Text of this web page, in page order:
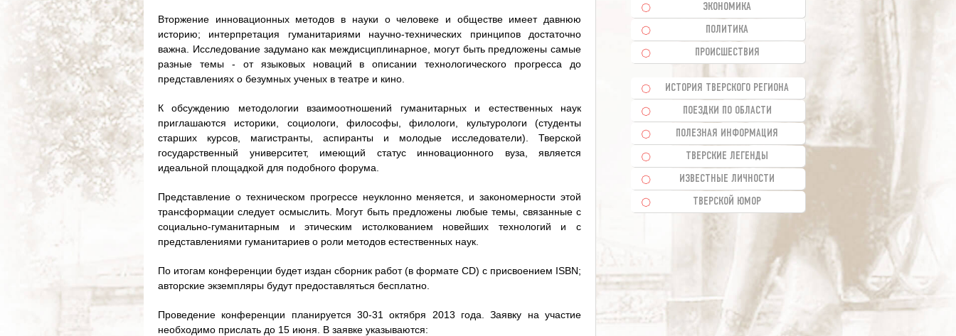
Вторжение инновационных методов в науки о человеке и обществе имеет давнюю
историю; интерпретация гуманитариями научно-технических принципов достаточно
важна. Исследование задумано как междисциплинарное, могут быть предложены самые
разные темы - от языковых новаций в описании технологического прогресса до
представлениях о безумных ученых в театре и кино.
К обсуждению методологии взаимоотношений гуманитарных и естественных наук
приглашаются историки, социологи, философы, филологи, культурологи (студенты
старших курсов, магистранты, аспиранты и молодые исследователи). Тверской
государственный университет, имеющий статус инновационного вуза, является
идеальной площадкой для подобного форума.
Представление о техническом прогрессе неуклонно меняется, и закономерности этой
трансформации следует осмыслить. Могут быть предложены любые темы, связанные с
социально-гуманитарным и этическим истолкованием новейших технологий и с
представлениями гуманитариев о роли методов естественных наук.
По итогам конференции будет издан сборник работ (в формате CD) с присвоением ISBN;
авторские экземпляры будут предоставляться бесплатно.
Проведение конференции планируется 30-31 октября 2013 года. Заявку на участие
необходимо прислать до 15 июня. В заявке указываются:
ЭКОНОМИКА
ПОЛИТИКА
ПРОИСШЕСТВИЯ
ИСТОРИЯ ТВЕРСКОГО РЕГИОНА
ПОЕЗДКИ ПО ОБЛАСТИ
ПОЛЕЗНАЯ ИНФОРМАЦИЯ
ТВЕРСКИЕ ЛЕГЕНДЫ
ИЗВЕСТНЫЕ ЛИЧНОСТИ
ТВЕРСКОЙ ЮМОР